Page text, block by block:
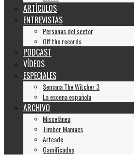
ARTÍCULOS
ENTREVISTAS
Personas del sector
Off the records
PODCAST
VÍDEOS
ESPECIALES
Semana The Witcher 3
La escena española
ARCHIVO
Miscelánea
Timber Maniacs
Artcade
Gamificados